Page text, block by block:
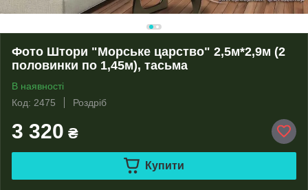
Фото Штори "Морське царство" 2,5м*2,9м (2
половинки по 1,45м), тасьма
В наявності
Код: 2475
Роздріб
3 320 ₴
Купити